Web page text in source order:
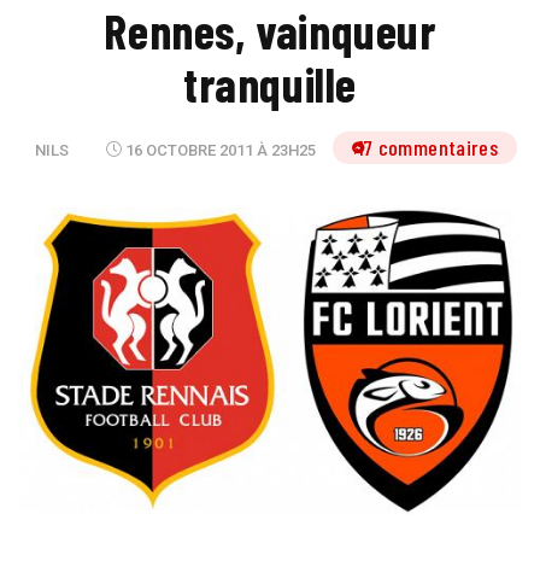
Rennes, vainqueur
tranquille
NILS 16 OCTOBRE 2011 À 23H25 17 commentaires